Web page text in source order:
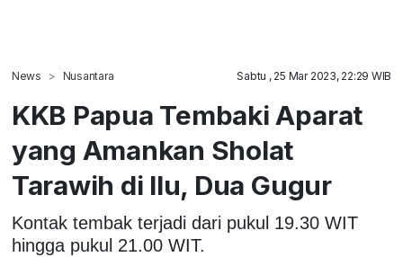
News Nusantara Sabtu , 25 Mar 2023, 22:29 WIB
KKB Papua Tembaki Aparat
yang Amankan Sholat
Tarawih di Ilu, Dua Gugur
Kontak tembak terjadi dari pukul 19.30 WIT
hingga pukul 21.00 WIT.